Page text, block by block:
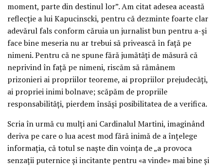
moment, parte din destinul lor”. Am citat adesea această
reflecție a lui Kapucinscki, pentru că dezminte foarte clar
adevărul fals conform căruia un jurnalist bun pentru a-și
face bine meseria nu ar trebui să privească în față pe
nimeni. Pentru că ne spune fără jumătăți de măsură că
neprivind în față pe nimeni, riscăm să rămânem
prizonieri ai propriilor teoreme, ai propriilor prejudecăți,
ai propriei inimi bolnave; scăpăm de propriile
responsabilități, pierdem însăși posibilitatea de a verifica.
Scria în urmă cu mulți ani Cardinalul Martini, imaginând
deriva pe care o lua acest mod fără inimă de a înțelege
informația, că totul se naște din voința de „a provoca
senzații puternice și incitante pentru «a vinde» mai bine și